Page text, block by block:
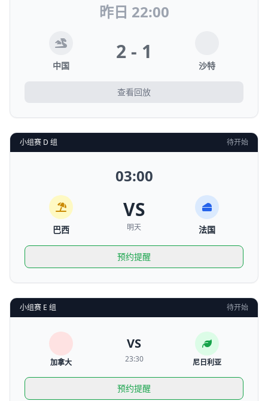
昨日 22:00
中国
2 - 1
沙特
查看回放
小组赛 D 组 待开始
03:00
巴西
VS
明天 法国
预约提醒
小组赛 E 组 待开始
加拿大
VS
23:30 尼日利亚
预约提醒